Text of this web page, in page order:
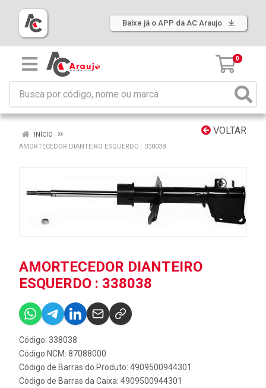
Baixe já o APP da AC Araujo
0
VOLTAR
INÍCIO
AMORTECEDOR DIANTEIRO ESQUERDO : 338038
AMORTECEDOR DIANTEIRO
ESQUERDO : 338038
Código: 338038
Código NCM: 87088000
Código de Barras do Produto: 4909500944301
Código de Barras da Caixa: 4909500944301